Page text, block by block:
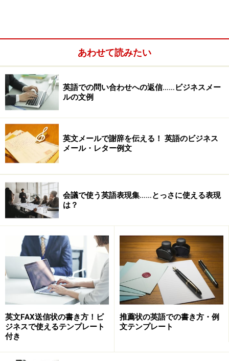
１．アクロニム・Acronym（頭文字略語）
各語の頭文字をとって合成した略語のこと。NATOや、
ASEAN、WTOなどが、その例。この場合、ピリオドを
２．語の途中で省略（Abbreviate)する場合
例えば、曜日の略語、Monday⇒Mon. Tuesday⇒Tue.の
場合のように、語の途中で、省略する場合には、ピリオ
ド（.）付けるのが通例。
３．語の初めと終わりの文字、または、語の初めと途中
の語を残して省略する場合
あわせて読みたい
英語での問い合わせへの返信……ビジネスメー
ルの文例
英文メールで謝辞を伝える！ 英語のビジネス
メール・レター例文
会議で使う英語表現集……とっさに使える表現
は？
英文FAX送信状の書き方！ビ
ジネスで使えるテンプレート
付き
推薦状の英語での書き方・例
文テンプレート